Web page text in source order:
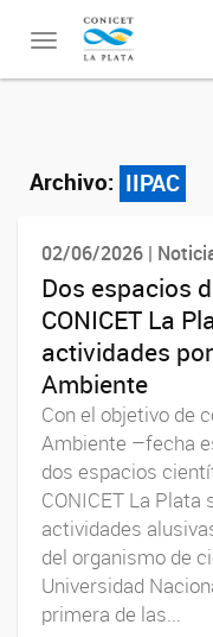
Toggle
navigation
Archivo: IIPAC
02/06/2026 |
Dos espacios
CONICET La
actividades
Ambiente
Con el objetivo de
Ambiente –fecha
dos espacios
CONICET La Plata
actividades
del organismo de
Universidad
primera de las...